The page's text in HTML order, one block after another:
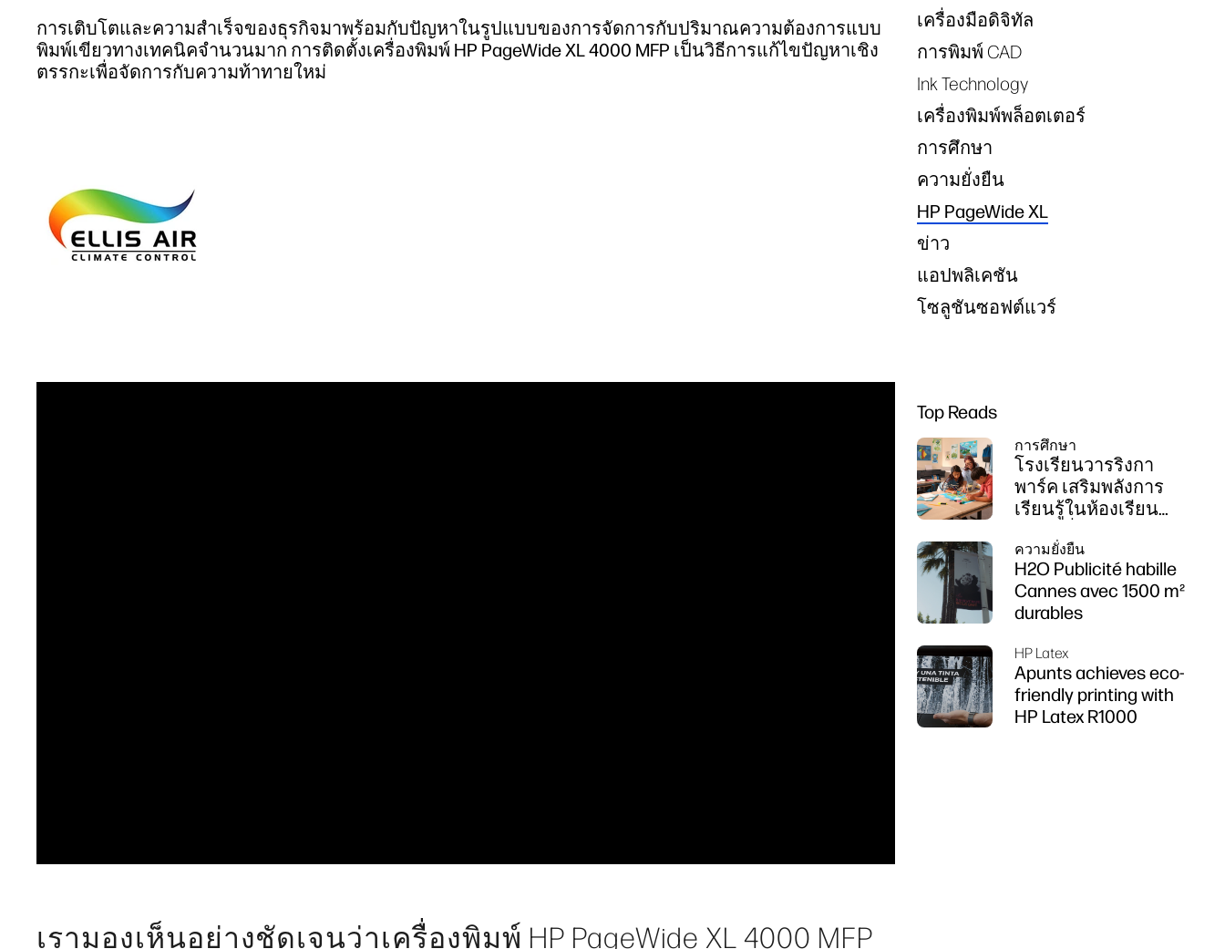
การเติบโตและความสำเร็จของธุรกิจมาพร้อมกับปัญหาในรูปแบบของการจัดการกับปริมาณความต้องการแบบ
พิมพ์เขียวทางเทคนิคจำนวนมาก การติดตั้งเครื่องพิมพ์ HP PageWide XL 4000 MFP เป็นวิธีการแก้ไขปัญหาเชิง
ตรรกะเพื่อจัดการกับความท้าทายใหม่
เรามองเห็นอย่างชัดเจนว่าเครื่องพิมพ์ HP PageWide XL 4000 MFP
เครื่องมือดิจิทัล
การพิมพ์ CAD
Ink Technology
เครื่องพิมพ์พล็อตเตอร์
การศึกษา
ความยั่งยืน
HP PageWide XL
ข่าว
แอปพลิเคชัน
โซลูชันซอฟต์แวร์
Top Reads
การศึกษา
โรงเรียนวารริงกา
พาร์ค เสริมพลังการ
เรียนรู้ในห้องเรียน
DesignJet Z6 ซีรีส์
ความยั่งยืน
H2O Publicité habille
Cannes avec 1500 m²
durables
HP Latex
Apunts achieves eco-
friendly printing with
HP Latex R1000